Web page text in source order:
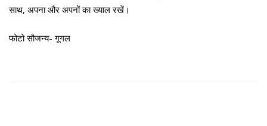
साथ, अपना और अपनों का ख्याल रखें।
फोटो सौजन्य- गूगल